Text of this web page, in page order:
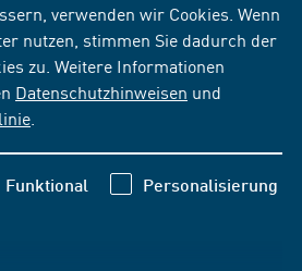
verwenden wir Cookies. Wenn
nutzen, stimmen Sie dadurch der
zu. Weitere Informationen
Datenschutzhinweisen und
Funktional Personalisierung